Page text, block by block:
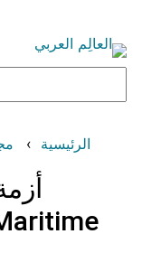
المحتوى
الرئيسية